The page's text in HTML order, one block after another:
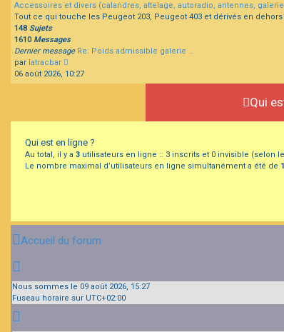
message
Accessoires et divers (calandres, attelage, autoradio, antennes,
Tout ce qui touche les Peugeot 203, Peugeot 403 et dérivés en
148 Sujets
1610Messages
Dernier message Re: Poids admissible galerie …
par latracbar
le
dernier
06 août 2026, 10:27
Qui
Qui est en ligne ?
Au total, il y a 3 utilisateurs en ligne :: 3 inscrits et 0 invisible (selon
Le nombre maximal d’utilisateurs en ligne simultanément a été de
Accueil du forum
Nous sommes le 09 août 2026, 15:27
Fuseau horaire sur UTC+02:00